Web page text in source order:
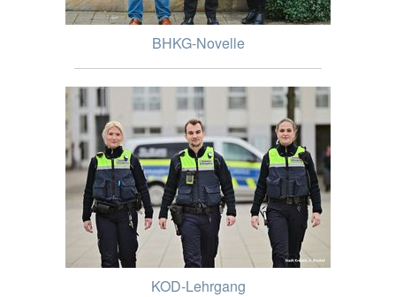
BHKG-Novelle
KOD-Lehrgang